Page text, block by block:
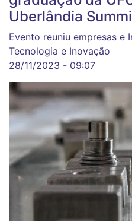
Uberlândia
Evento reuniu empresas e
Tecnologia e Inovação
28/11/2023 - 09:07